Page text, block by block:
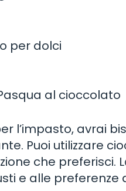
per dolci
al cioccolato
l’impasto, avrai
Puoi utilizzare
che preferisci.
e alle preferenze